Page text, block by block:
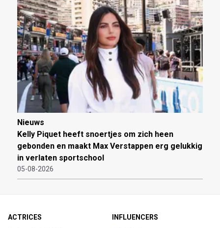
Nieuws
Kelly Piquet heeft snoertjes om zich heen
gebonden en maakt Max Verstappen erg gelukkig
in verlaten sportschool
05-08-2026
ACTRICES
INFLUENCERS